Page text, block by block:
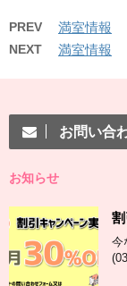
PREV 満室情報
NEXT 満室情報
お問い合
お知らせ
今